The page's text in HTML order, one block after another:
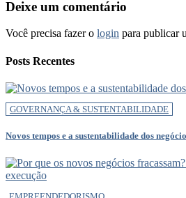
Deixe um comentário
Você precisa fazer o login para publicar
Posts Recentes
GOVERNANÇA & SUSTENTABILIDADE
Novos tempos e a sustentabilidade dos